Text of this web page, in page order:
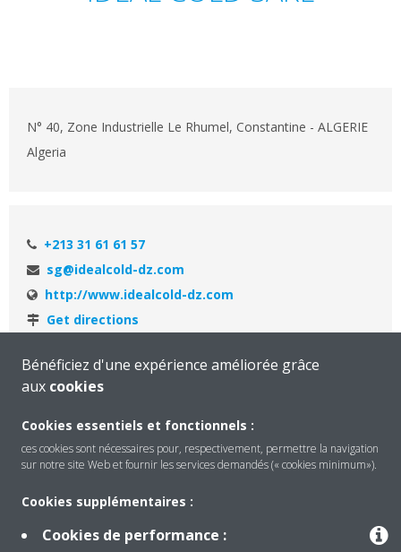
N° 40, Zone Industrielle Le Rhumel, Constantine - ALGERIE
Algeria
+213 31 61 61 57
sg@idealcold-dz.com
http://www.idealcold-dz.com
Get directions
Produits
Bénéficiez d'une expérience améliorée grâce
aux cookies
Cookies essentiels et fonctionnels :
ces cookies sont nécessaires pour, respectivement, permettre la navigation
sur notre site Web et fournir les services demandés (« cookies minimum»).
Cookies supplémentaires :
Cookies de performance :